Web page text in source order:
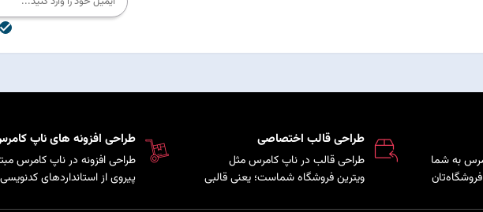
کامرس به شما
طراحی قالب اختصاصی
طراحی قالب در ناپ کامرس مثل
ویترین فروشگاه شماست؛ یعنی قالبی
طراحی افزونه های ناپ
طراحی افزونه در ناپ کامرس
پیروی از